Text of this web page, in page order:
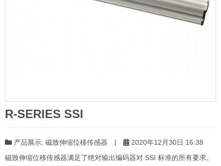
R-SERIES SSI
产品展示 磁致伸缩位移传感器 |
2020年12月30日 16:38
磁致伸缩位移传感器满足了绝对输出编码器对 SSI 标准的所有要求。